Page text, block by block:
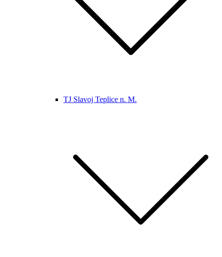
TJ Slavoj Teplice n. M.